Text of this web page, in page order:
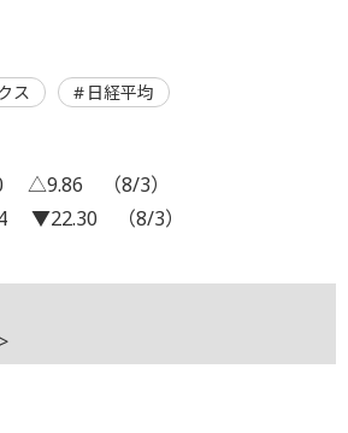
ス 日経平均
△9.86 （8/3）
▼22.30 （8/3）